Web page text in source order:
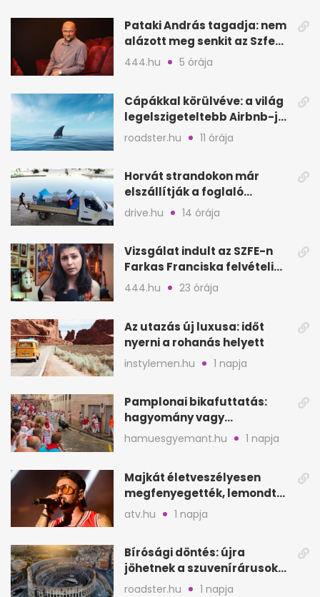
Pataki András tagadja: nem
alázott meg senkit az Szfe
felvételijén
444.hu 5 órája
Cápákkal körülvéve: a világ
legelszigeteltebb Airbnb-je
a nyílt tengeren
roadster.hu 11 órája
Horvát strandokon már
elszállítják a foglaló
törölközőket is
drive.hu 14 órája
Vizsgálat indult az SZFE-n
Farkas Franciska felvételi
videója után
444.hu 23 órája
Az utazás új luxusa: időt
nyerni a rohanás helyett
instylemen.hu 1 napja
Pamplonai bikafuttatás:
hagyomány vagy
értelmetlen vérontás?
hamuesgyemant.hu 1 napja
Majkát életveszélyesen
megfenyegették, lemondta
a sepsiszentgyörgyi
atv.hu 1 napja
Bírósági döntés: újra
jöhetnek a szuvenírárusok
Európa ikonikus helyére
roadster.hu 1 napja